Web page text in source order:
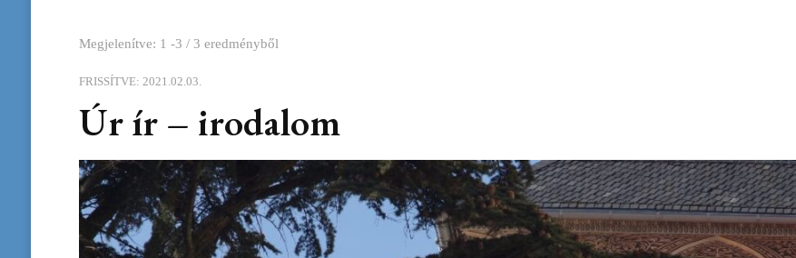
Megjelenítve: 1 -3 / 3 eredményből
FRISSÍTVE: 2021.02.03.
Úr ír – irodalom